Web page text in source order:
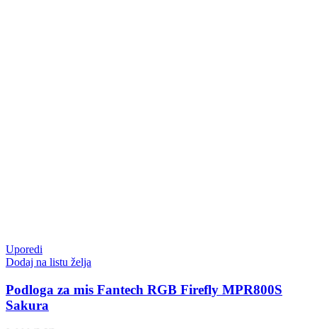
Uporedi
Dodaj na listu želja
Podloga za mis Fantech RGB Firefly MPR800S
Sakura